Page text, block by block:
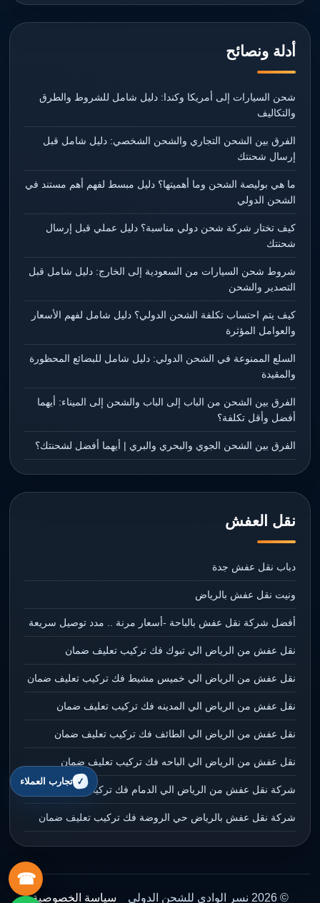
أدلة ونصائح
شحن السيارات إلى أمريكا وكندا: دليل شامل للشروط والطرق
والتكاليف
الفرق بين الشحن التجاري والشحن الشخصي: دليل شامل قبل
إرسال شحنتك
ما هي بوليصة الشحن وما أهميتها؟ دليل مبسط لفهم أهم مستند في
الشحن الدولي
كيف تختار شركة شحن دولي مناسبة؟ دليل عملي قبل إرسال
شحنتك
شروط شحن السيارات من السعودية إلى الخارج: دليل شامل قبل
التصدير والشحن
كيف يتم احتساب تكلفة الشحن الدولي؟ دليل شامل لفهم الأسعار
والعوامل المؤثرة
السلع الممنوعة في الشحن الدولي: دليل شامل للبضائع المحظورة
والمقيدة
الفرق بين الشحن من الباب إلى الباب والشحن إلى الميناء: أيهما
أفضل وأقل تكلفة؟
الفرق بين الشحن الجوي والبحري والبري | أيهما أفضل لشحنتك؟
نقل العفش
دباب نقل عفش جدة
ونيت نقل عفش بالرياض
أفضل شركة نقل عفش بالباحة -أسعار مرنة .. مدد توصيل سريعة
نقل عفش من الرياض الي تبوك فك تركيب تعليف ضمان
نقل عفش من الرياض الي خميس مشيط فك تركيب تعليف ضمان
نقل عفش من الرياض الي المدينه فك تركيب تعليف ضمان
نقل عفش من الرياض الي الطائف فك تركيب تعليف ضمان
نقل عفش من الرياض الي الباحه فك تركيب تعليف ضمان
شركة نقل عفش من الرياض الي الدمام فك تركيب تعليف ضمان
شركة نقل عفش بالرياض حي الروضة فك تركيب تعليف ضمان
© 2026 نسر الوادي للشحن الدولي سياسة الخصوصية
☎
تجارب العملاء